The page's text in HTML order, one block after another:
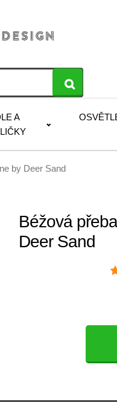
A
by Deer Sand
Béžová
Deer Sand